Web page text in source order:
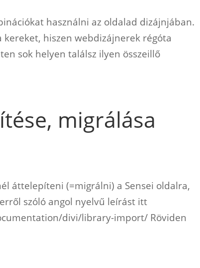
használni az oldalad dizájnjában.
hiszen webdizájnerek régóta
sok helyen találsz ilyen összeillő
migrálása
áttelepíteni (=migrálni) a Sensei oldalra,
szóló angol nyelvű leírást itt
divi/library-import/ Röviden